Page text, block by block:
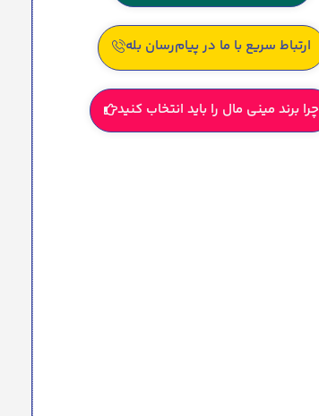
ارتباط سریع با ما در پیام‌رسان بله
چرا برند مینی مال را باید انتخاب کنید